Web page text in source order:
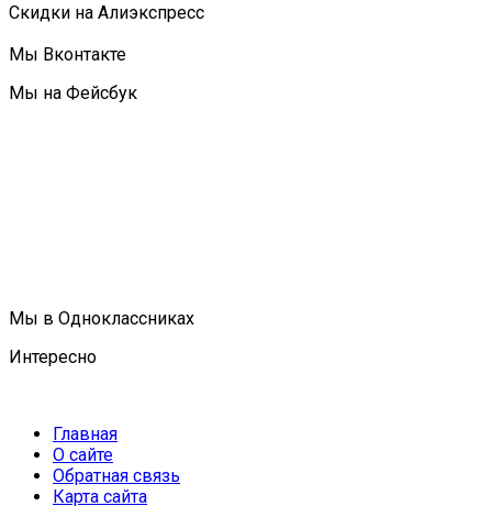
Скидки на Алиэкспресс
Мы Вконтакте
Мы на Фейсбук
Мы в Одноклассниках
Интересно
Главная
О сайте
Обратная связь
Карта сайта